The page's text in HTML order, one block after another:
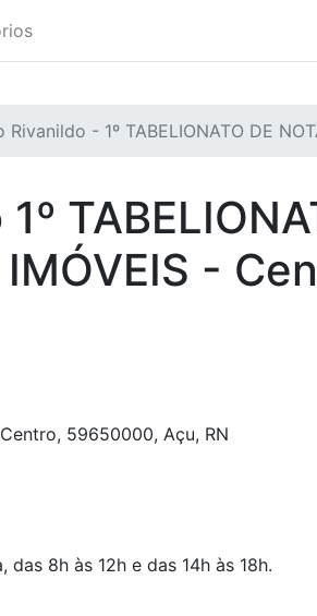
- 1º TABELIONATO DE
1º
-
Centro, 59650000, Açu, RN
das 8h às 12h e das 14h às 18h.